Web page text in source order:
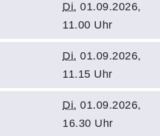
Di. 01.09.2026,
11.00 Uhr
Di. 01.09.2026,
11.15 Uhr
Di. 01.09.2026,
16.30 Uhr